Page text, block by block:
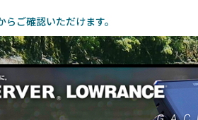
らご確認いただけます。